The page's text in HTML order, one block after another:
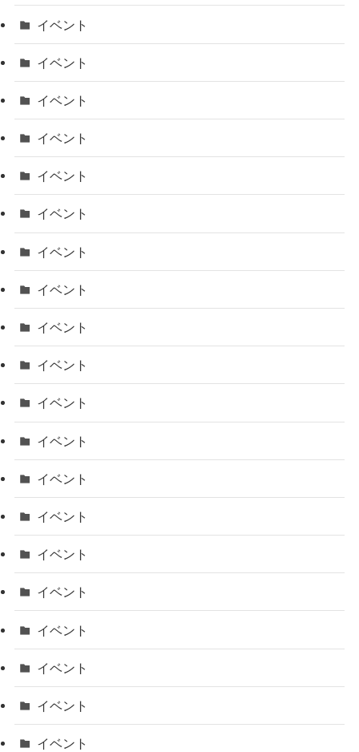
イベント
イベント
イベント
イベント
イベント
イベント
イベント
イベント
イベント
イベント
イベント
イベント
イベント
イベント
イベント
イベント
イベント
イベント
イベント
イベント